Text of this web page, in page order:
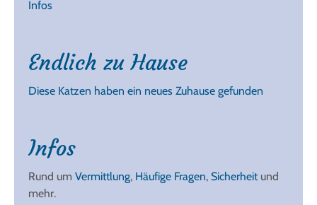
Infos
Endlich zu Hause
Diese Katzen haben ein neues Zuhause gefunden
Infos
Rund um Vermittlung, Häufige Fragen, Sicherheitund
mehr.